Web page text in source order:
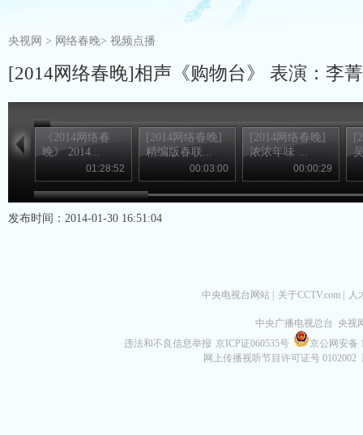
央视网 > 网络春晚> 视频点播
[2014网络春晚]相声《购物台》 表演：李
《2014网络春
晚》 2014...
01:28:52
[2014网络春晚]
精编版春联...
00:03:00
[2014网络春晚]
浓浓年味 ...
00:00:29
发布时间：2014-01-30 16:51:04
中央电视台网站 关于CCTV.com 人
中央广播电视总台 央视
违法和不良信息举报 京ICP证060535号
京公网安备
网上传播视听节目许可证号 0102002